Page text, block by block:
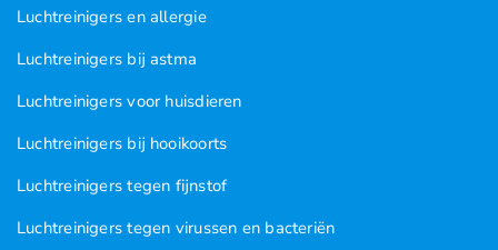
Luchtreinigers en allergie
Luchtreinigers bij astma
Luchtreinigers voor huisdieren
Luchtreinigers bij hooikoorts
Luchtreinigers tegen fijnstof
Luchtreinigers tegen virussen en bacteriën